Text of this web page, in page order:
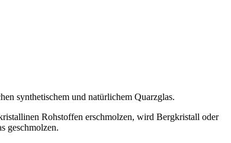
synthetischem und natürlichem Quarzglas.
Rohstoffen erschmolzen, wird Bergkristall oder
geschmolzen.